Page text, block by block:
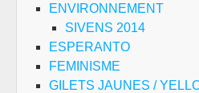
ENVIRONNEMENT
SIVENS 2014
ESPERANTO
FEMINISME
GILETS JAUNES /